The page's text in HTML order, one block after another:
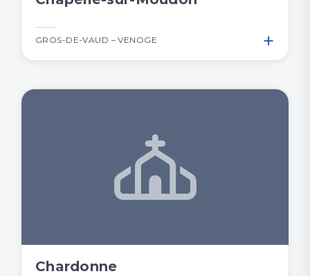
GROS-DE-VAUD – VENOGE +
Chardonne